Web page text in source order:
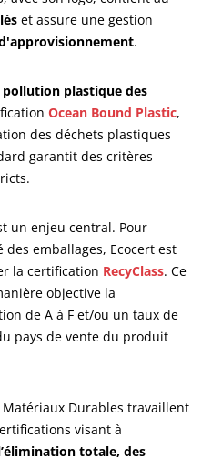
et assure une gestion
.
pollution plastique des
Ocean Bound Plastic,
des déchets plastiques
garantit des critères
un enjeu central. Pour
emballages, Ecocert est
la certification RecyClass. Ce
objective la
de A à F et/ou un taux de
pays de vente du produit
Durables travaillent
visant à
totale, des